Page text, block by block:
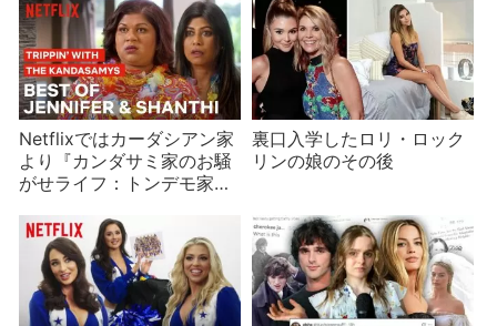
Netflixではカーダシアン家
より『カンダサミ家のお騒
がせライフ：トンデモ家族
裏口入学したロリ・ロック
リンの娘のその後